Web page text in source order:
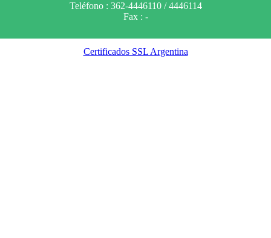
Teléfono : 362-4446110 / 4446114
Fax : -
Certificados SSL Argentina